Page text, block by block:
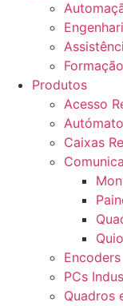
Formação
Produtos
Acesso
Caixas
Encoders
PCs
Quadros